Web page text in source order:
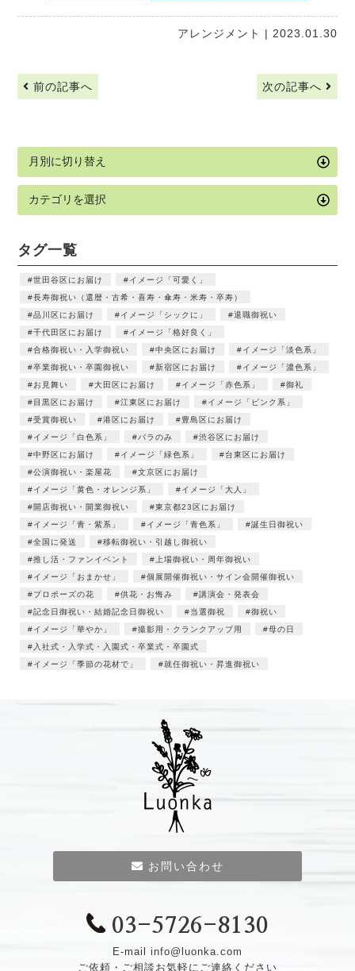
アレンジメント | 2023.01.30
前の記事へ 次の記事へ
タグ一覧
世田谷区にお届け
イメージ「可愛く」
長寿御祝い（還暦・古希・喜寿・傘寿・米寿・卒寿）
品川区にお届け
イメージ「シックに」
退職御祝い
千代田区にお届け
イメージ「格好良く」
合格御祝い・入学御祝い
中央区にお届け
イメージ「淡色系」
卒業御祝い・卒園御祝い
新宿区にお届け
イメージ「濃色系」
お見舞い
大田区にお届け イメージ「赤色系」
御礼
目黒区にお届け
江東区にお届け
イメージ「ピンク系」
受賞御祝い
港区にお届け
豊島区にお届け
イメージ「白色系」
バラのみ
渋谷区にお届け
中野区にお届け
イメージ「緑色系」
台東区にお届け
公演御祝い・楽屋花
文京区にお届け
イメージ「黄色・オレンジ系」
イメージ「大人」
開店御祝い・開業御祝い
東京都23区にお届け
イメージ「青・紫系」
イメージ「青色系」
誕生日御祝い
全国に発送
移転御祝い・引越し御祝い
推し活・ファンイベント
上場御祝い・周年御祝い
イメージ「おまかせ」
個展開催御祝い・サイン会開催御祝い
プロポーズの花
供花・お悔み
講演会・発表会
記念日御祝い・結婚記念日御祝い
当選御祝
御祝い
イメージ「華やか」
撮影用・クランクアップ用
母の日
入社式・入学式・入園式・卒業式・卒園式
イメージ「季節の花材で」
就任御祝い・昇進御祝い
お問い合わせ
03-5726-8130
E-mail info@luonka.com
ご依頼・ご相談お気軽にご連絡ください